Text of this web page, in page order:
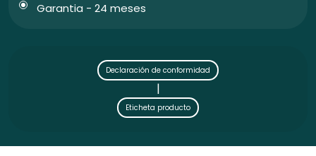
Garantia - 24 meses
Declaración de conformidad
|
Eticheta producto